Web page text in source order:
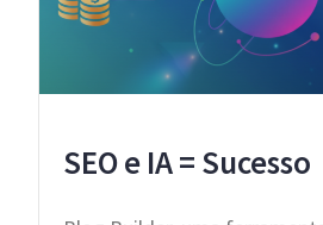
SEO e IA = Sucesso